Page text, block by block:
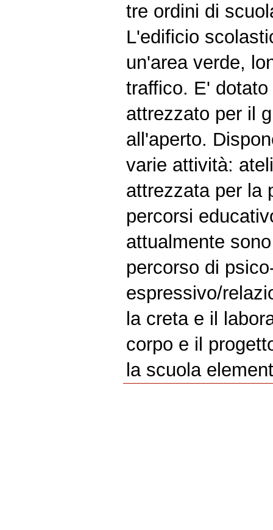
tre ordini di
L'edificio
un'area verde,
traffico. E'
attrezzato per il
all'aperto.
varie attività:
attrezzata per la
percorsi
attualmente
percorso di
espressivo/
la creta e il
corpo e il
la scuola